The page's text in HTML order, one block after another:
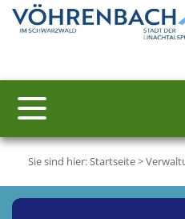
Sie sind hier:Startseite>